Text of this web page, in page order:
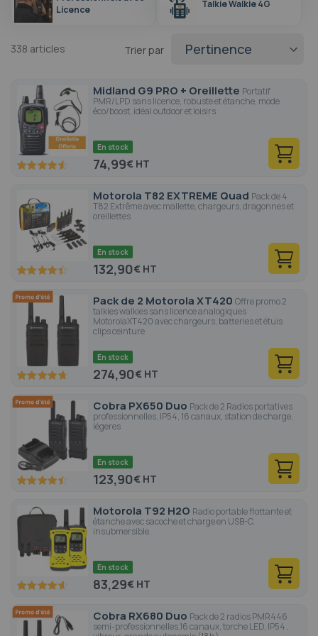
Licence
Talkie Walkie 4G
338 articles Trier par
Midland G9 PRO + Oreillette Portatif
PMR/LPD sans licence, robuste et étanche, mode
éco/boost, idéal outdoor et loisirs
91 100
En stock
74,99€
Motorola T82 EXTREME Quad Pack de 4
T82 Extrême avec mallette, chargeurs, dragonnes et
oreillettes
88.2 100
En stock
132,90€
Pack de 2 Motorola XT420 Offre promo 2
talkies walkies sans licence analogiques
MotorolaXT420 avec chargeurs, batteries et étuis
clips ceinture
94.4100
En stock
274,90€
Cobra PX650 Duo Pack de 2 Radios portatives
professionnelles, IP54, 16 canaux, station de charge,
légeres
89.4100
En stock
123,90€
Motorola T92 H2O Radio portable flottante et
étanche avec sacoche et charge en USB-C.
insubmersible.
91.6 100
En stock
83,29€
Cobra RX680 Duo Pack de 2 radios PMR446
semi-professionnelles,16 canaux, torche LED, IP54 ,